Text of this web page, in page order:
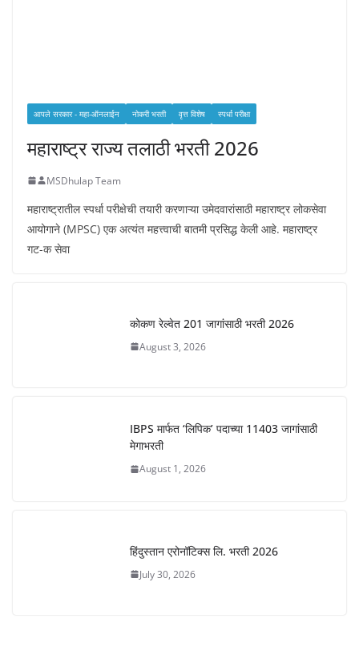
आपले सरकार - महा-ऑनलाईन नोकरी भरती वृत्त विशेष स्पर्धा परीक्षा
महाराष्ट्र राज्य तलाठी भरती 2026
MSDhulap Team
महाराष्ट्रातील स्पर्धा परीक्षेची तयारी करणाऱ्या उमेदवारांसाठी महाराष्ट्र लोकसेवा
आयोगाने (MPSC) एक अत्यंत महत्त्वाची बातमी प्रसिद्ध केली आहे. महाराष्ट्र
गट-क सेवा
कोकण रेल्वेत 201 जागांसाठी भरती 2026
August 3, 2026
IBPS मार्फत ‘लिपिक’ पदाच्या 11403 जागांसाठी
मेगाभरती
August 1, 2026
हिंदुस्तान एरोनॉटिक्स लि. भरती 2026
July 30, 2026